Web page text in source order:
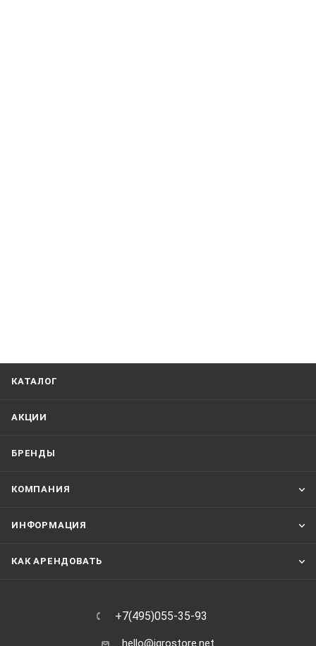
КАТАЛОГ
АКЦИИ
БРЕНДЫ
КОМПАНИЯ
ИНФОРМАЦИЯ
КАК АРЕНДОВАТЬ
+7(495)055-35-93
hello@igrostore.net